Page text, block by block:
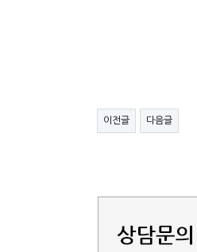
이전글 다음글